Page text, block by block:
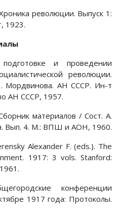
революции. Выпуск 1:
1923.
и проведении
революции.
АН СССР. Ин-т
АН СССР, 1957.
материалов / Сост. А.
Вып. 4. М.: ВПШ и АОН, 1960.
Alexander F. (eds.). The
1917: 3 vols. Stanford:
конференции
1917 года: Протоколы.